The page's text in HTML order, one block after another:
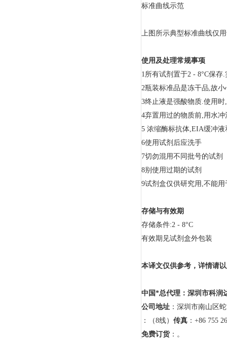
标准曲线示范
上图所示典型标准曲线仅
使用及处理常规事项
1所有试剂置于2 - 8°C保
2瓶装标准品是冻干品,故小
3终止液是强酸物质.使用
4弃置用过的物质前,用水冲
5 浓缩酶标抗体,EIA缓冲
6使用试剂后应洗手
7切勿混用不同批号的试剂
8别使用过期的试剂
9试剂盒仅供研究用,不能用
存储与有效期
存储条件:2 - 8°C
有效期见试剂盒外包装
本译文仅供参考，详情请
中国*总代理：深圳市科润
公司地址 ：深圳市南山区
：（8线） 传真 ：+86 755
免费订货：。